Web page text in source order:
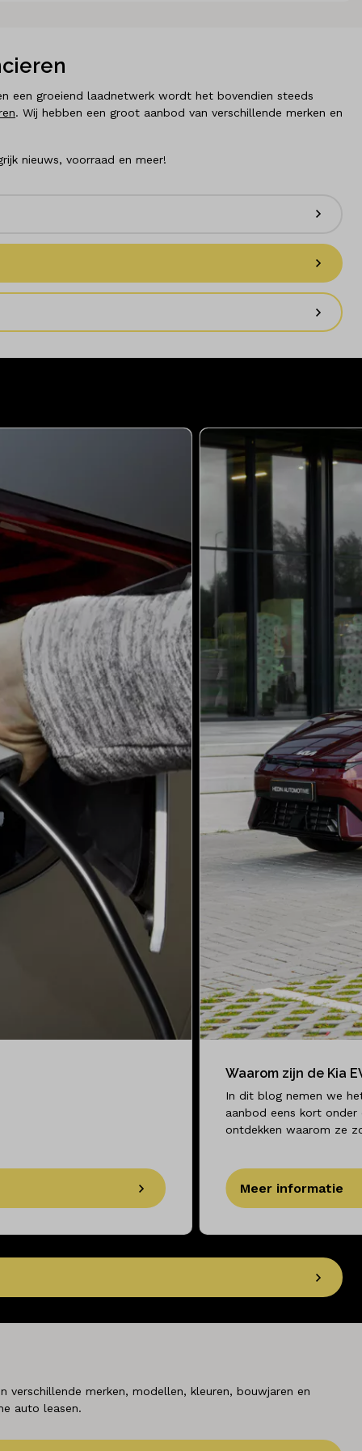
een groeiend laadnetwerk wordt het bovendien steeds
. Wij hebben een groot aanbod van verschillende merken en
nieuws, voorraad en meer!
Waarom zijn de Kia
In dit blog nemen we
aanbod eens kort
ontdekken waarom ze
Meer informatie
merken, modellen, kleuren, bouwjaren en
auto leasen.